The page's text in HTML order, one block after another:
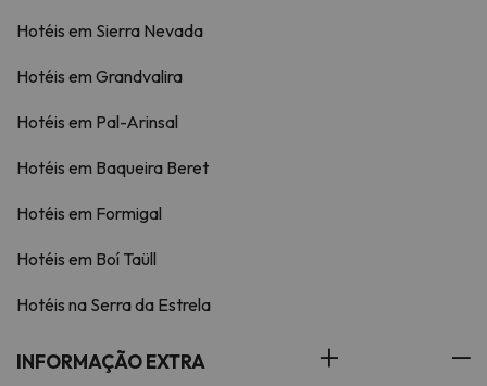
Hotéis em Sierra Nevada
Hotéis em Grandvalira
Hotéis em Pal-Arinsal
Hotéis em Baqueira Beret
Hotéis em Formigal
Hotéis em Boí Taüll
Hotéis na Serra da Estrela
INFORMAÇÃO EXTRA